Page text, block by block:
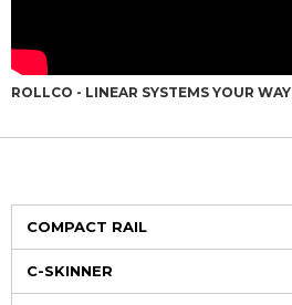
COMPACT RAIL
C-SKINNER
ROLLCO - LINEAR SYSTEMS YOUR WAY